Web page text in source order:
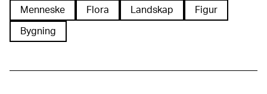
Menneske Flora Landskap Figur
Bygning